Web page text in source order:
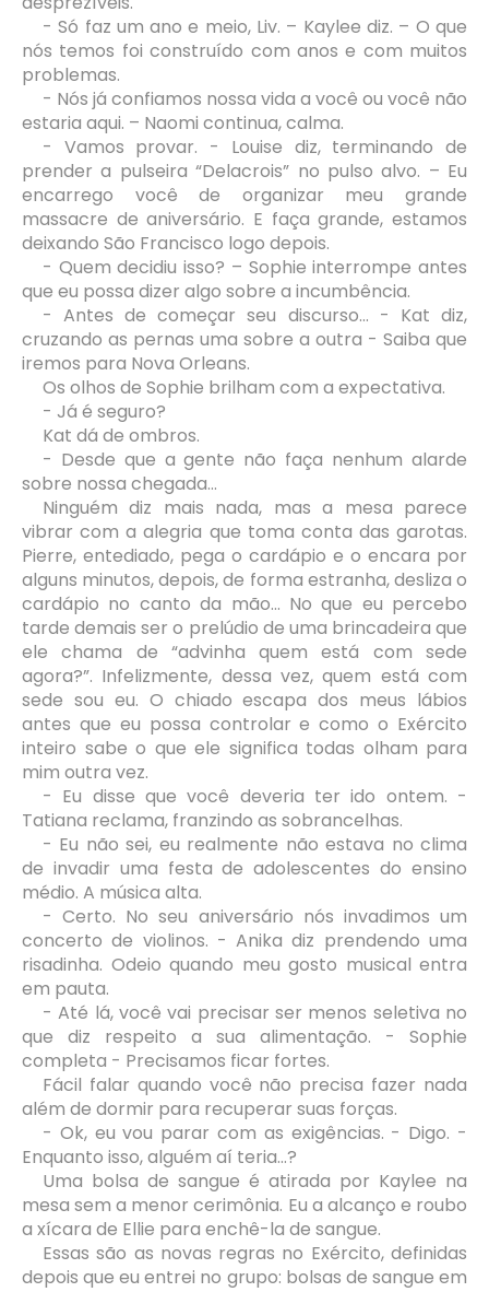
- Só faz um ano e meio, Liv. – Kaylee diz. – O que
nós temos foi construído com anos e com muitos
problemas.
- Nós já confiamos nossa vida a você ou você não
estaria aqui. – Naomi continua, calma.
- Vamos provar. - Louise diz, terminando de
prender a pulseira “Delacrois” no pulso alvo. – Eu
encarrego você de organizar meu grande
massacre de aniversário. E faça grande, estamos
deixando São Francisco logo depois.
- Quem decidiu isso? – Sophie interrompe antes
que eu possa dizer algo sobre a incumbência.
- Antes de começar seu discurso... - Kat diz,
cruzando as pernas uma sobre a outra - Saiba que
iremos para Nova Orleans.
Os olhos de Sophie brilham com a expectativa.
- Já é seguro?
Kat dá de ombros.
- Desde que a gente não faça nenhum alarde
sobre nossa chegada...
Ninguém diz mais nada, mas a mesa parece
vibrar com a alegria que toma conta das garotas.
Pierre, entediado, pega o cardápio e o encara por
alguns minutos, depois, de forma estranha, desliza o
cardápio no canto da mão... No que eu percebo
tarde demais ser o prelúdio de uma brincadeira que
ele chama de “advinha quem está com sede
agora?”. Infelizmente, dessa vez, quem está com
sede sou eu. O chiado escapa dos meus lábios
antes que eu possa controlar e como o Exército
inteiro sabe o que ele significa todas olham para
mim outra vez.
- Eu disse que você deveria ter ido ontem. -
Tatiana reclama, franzindo as sobrancelhas.
- Eu não sei, eu realmente não estava no clima
de invadir uma festa de adolescentes do ensino
médio. A música alta.
- Certo. No seu aniversário nós invadimos um
concerto de violinos. - Anika diz prendendo uma
risadinha. Odeio quando meu gosto musical entra
em pauta.
- Até lá, você vai precisar ser menos seletiva no
que diz respeito a sua alimentação. - Sophie
completa - Precisamos ficar fortes.
Fácil falar quando você não precisa fazer nada
além de dormir para recuperar suas forças.
- Ok, eu vou parar com as exigências. - Digo. -
Enquanto isso, alguém aí teria...?
Uma bolsa de sangue é atirada por Kaylee na
mesa sem a menor cerimônia. Eu a alcanço e roubo
a xícara de Ellie para enchê-la de sangue.
Essas são as novas regras no Exército, definidas
depois que eu entrei no grupo: bolsas de sangue em